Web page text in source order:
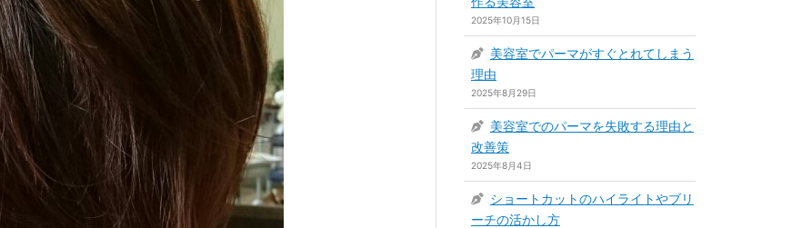
2025年10月15日
美容室でパーマがすぐとれてしまう
理由
2025年8月29日
美容室でのパーマを失敗する理由と
改善策
2025年8月4日
ショートカットのハイライトやブリ
ーチの活かし方